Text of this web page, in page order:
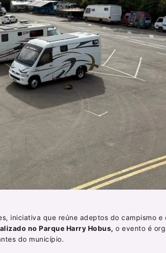
iniciativa que reúne adeptos do campismo
no Parque Harry Hobus, o evento é
do município.